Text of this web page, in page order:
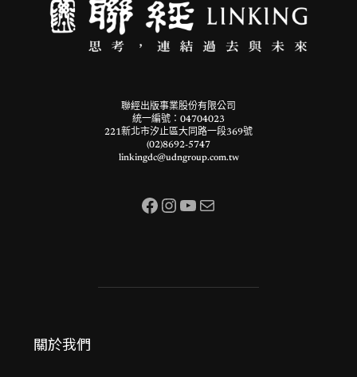
聯經出版事業股份有限公司
統一編號：04704023
221新北市汐止區大同路一段369號
(02)8692-5747
linkingdc@udngroup.com.tw
Facebook InstagramYouTube 電子郵件
關於我們